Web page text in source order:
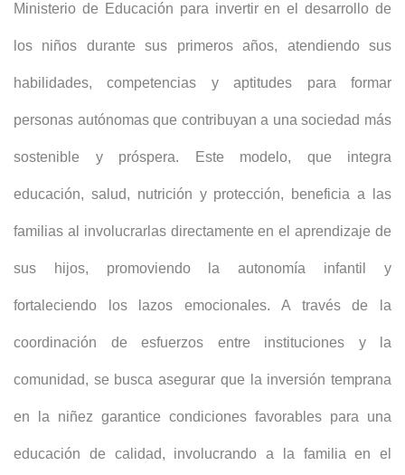
Ministerio de Educación para invertir en el desarrollo de
los niños durante sus primeros años, atendiendo sus
habilidades, competencias y aptitudes para formar
personas autónomas que contribuyan a una sociedad más
sostenible y próspera. Este modelo, que integra
educación, salud, nutrición y protección, beneficia a las
familias al involucrarlas directamente en el aprendizaje de
sus hijos, promoviendo la autonomía infantil y
fortaleciendo los lazos emocionales. A través de la
coordinación de esfuerzos entre instituciones y la
comunidad, se busca asegurar que la inversión temprana
en la niñez garantice condiciones favorables para una
educación de calidad, involucrando a la familia en el